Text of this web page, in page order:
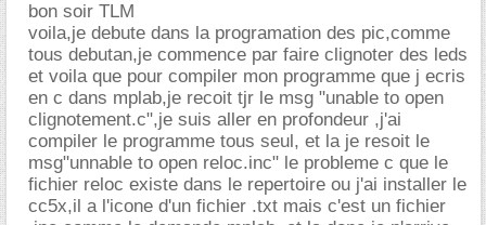
bon soir TLM
voila,je debute dans la programation des pic,comme
tous debutan,je commence par faire clignoter des leds
et voila que pour compiler mon programme que j ecris
en c dans mplab,je recoit tjr le msg "unable to open
clignotement.c",je suis aller en profondeur ,j'ai
compiler le programme tous seul, et la je resoit le
msg"unnable to open reloc.inc" le probleme c que le
fichier reloc existe dans le repertoire ou j'ai installer le
cc5x,il a l'icone d'un fichier .txt mais c'est un fichier